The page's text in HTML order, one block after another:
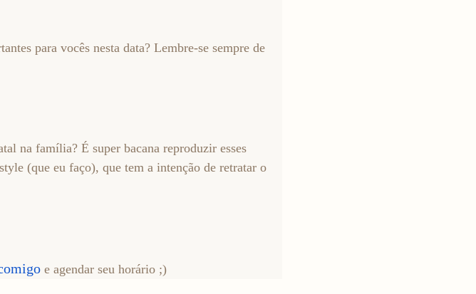
para vocês nesta data? Lembre-se sempre de
na família? É super bacana reproduzir esses
(que eu faço), que tem a intenção de retratar o
e agendar seu horário ;)